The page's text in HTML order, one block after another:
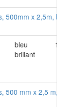
500mm x 2,5m,
bleu
brillant
500 mm x 2,5